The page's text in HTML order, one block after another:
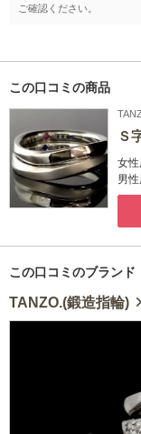
ご確認ください。
この口コミの商品
女性
男性
この口コミのブランド
TANZO.(鍛造指輪)